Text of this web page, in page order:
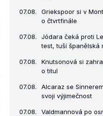
07.08.
Griekspoor si v
o čtvrtfinále
07.08.
Jódara čeká proti
test, tuší španělská
07.08.
Knutsonová si
o titul
07.08.
Alcaraz se
svoji výjimečnost
07.08.
Valdmannová po